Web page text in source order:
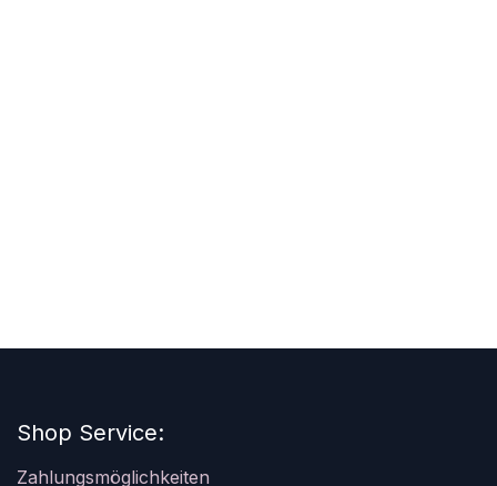
Shop Service:
Zahlungsmöglichkeiten